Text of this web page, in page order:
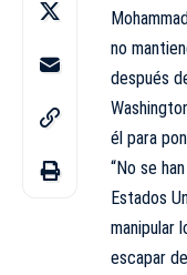
no
después
él para
“No se
Estados
manipular
escapar